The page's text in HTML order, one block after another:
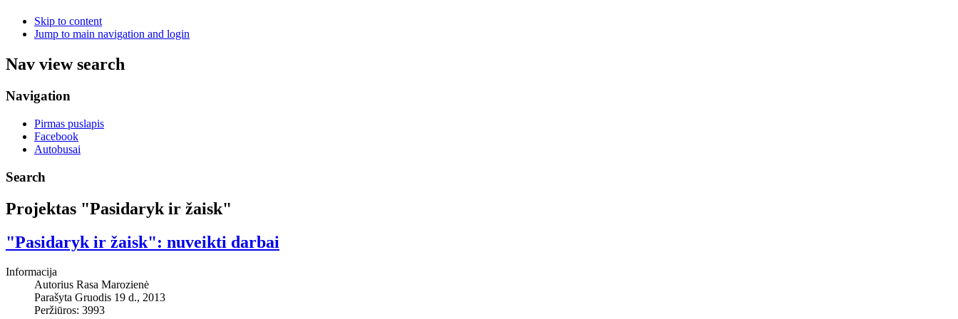
Skip to content
Jump to main navigation and login
Nav view search
Navigation
Pirmas puslapis
Facebook
Autobusai
Search
Projektas "Pasidaryk ir žaisk"
"Pasidaryk ir žaisk": nuveikti darbai
Informacija
Autorius Rasa Marozienė
Parašyta Gruodis 19 d., 2013
Peržiūros: 3993